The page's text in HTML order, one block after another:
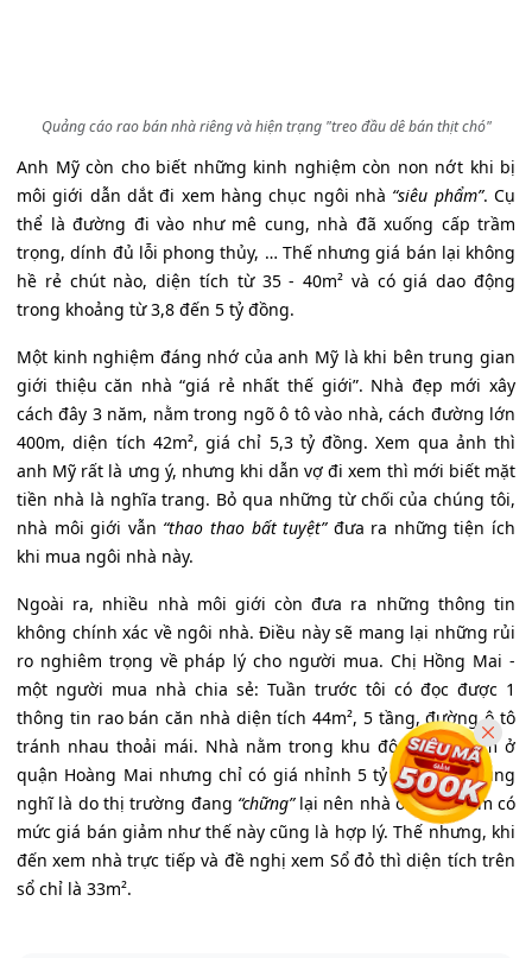
Quảng cáo rao bán nhà riêng và hiện trạng "treo đầu dê bán thịt chó"
Anh Mỹ còn cho biết những kinh nghiệm còn non nớt khi bị
môi giới dẫn dắt đi xem hàng chục ngôi nhà “siêu phẩm”. Cụ
thể là đường đi vào như mê cung, nhà đã xuống cấp trầm
trọng, dính đủ lỗi phong thủy, … Thế nhưng giá bán lại không
hề rẻ chút nào, diện tích từ 35 - 40m² và có giá dao động
trong khoảng từ 3,8 đến 5 tỷ đồng.
Một kinh nghiệm đáng nhớ của anh Mỹ là khi bên trung gian
giới thiệu căn nhà “giá rẻ nhất thế giới”. Nhà đẹp mới xây
cách đây 3 năm, nằm trong ngõ ô tô vào nhà, cách đường lớn
400m, diện tích 42m², giá chỉ 5,3 tỷ đồng. Xem qua ảnh thì
anh Mỹ rất là ưng ý, nhưng khi dẫn vợ đi xem thì mới biết mặt
tiền nhà là nghĩa trang. Bỏ qua những từ chối của chúng tôi,
nhà môi giới vẫn “thao thao bất tuyệt”đưa ra những tiện ích
khi mua ngôi nhà này.
Ngoài ra, nhiều nhà môi giới còn đưa ra những thông tin
không chính xác về ngôi nhà. Điều này sẽ mang lại những rủi
ro nghiêm trọng về pháp lý cho người mua. Chị Hồng Mai -
một người mua nhà chia sẻ: Tuần trước tôi có đọc được 1
thông tin rao bán căn nhà diện tích 44m², 5 tầng, đường ô tô
tránh nhau thoải mái. Nhà nằm trong khu đô thị Đại Kim ở
quận Hoàng Mai nhưng chỉ có giá nhỉnh 5 tỷ đồng. Tôi cũng
nghĩ là do thị trường đang “chững”lại nên nhà ở trung tâm có
mức giá bán giảm như thế này cũng là hợp lý. Thế nhưng, khi
đến xem nhà trực tiếp và đề nghị xem Sổ đỏ thì diện tích trên
sổ chỉ là 33m².